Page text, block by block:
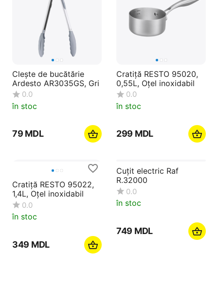
Clește de bucătărie
Ardesto AR3035GS, Gri
0.0
în stoc
‍79‍ MDL
Cratiță RESTO 95020,
0,55L, Oțel inoxidabil
0.0
în stoc
‍299‍ MDL
Cratiță RESTO 95022,
1,4L, Oțel inoxidabil
0.0
în stoc
‍349‍ MDL
Cuțit electric Raf
R.32000
0.0
în stoc
‍749‍ MDL